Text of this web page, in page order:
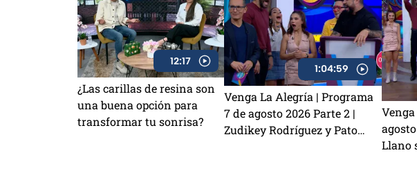
12:17
¿Las carillas de resina son
una buena opción para
transformar tu sonrisa?
1:04:59
Venga La Alegría | Programa
7 de agosto 2026 Parte 2 |
Zudikey Rodríguez y Pato
Llano